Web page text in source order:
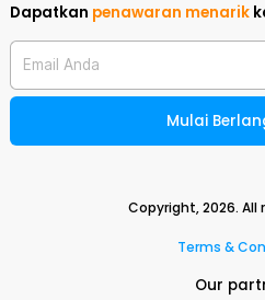
Dapatkan penawaran menarik
Email Anda
Mulai
Copyright,2026. All
Terms &
Our